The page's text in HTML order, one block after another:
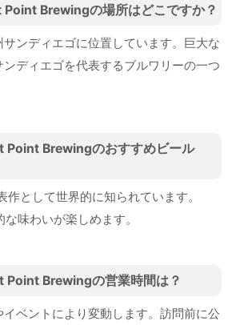
Point Brewingの場所はどこですか？
サンディエゴに位置しています。巨大な
ディエゴを代表するブルワリーの一つ
Point Brewingのおすすめビール
作として世界的に知られています。
味わいが楽しめます。
Point Brewingの営業時間は？
ベントにより変動します。訪問前に公